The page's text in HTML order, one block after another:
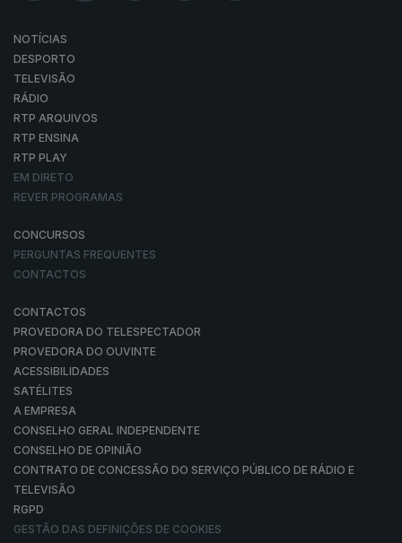
NOTÍCIAS
DESPORTO
TELEVISÃO
RÁDIO
RTP ARQUIVOS
RTP ENSINA
RTP PLAY
EM DIRETO
REVER PROGRAMAS
CONCURSOS
PERGUNTAS FREQUENTES
CONTACTOS
CONTACTOS
PROVEDORA DO TELESPECTADOR
PROVEDORA DO OUVINTE
ACESSIBILIDADES
SATÉLITES
A EMPRESA
CONSELHO GERAL INDEPENDENTE
CONSELHO DE OPINIÃO
CONTRATO DE CONCESSÃO DO SERVIÇO PÚBLICO DE RÁDIO E
TELEVISÃO
RGPD
GESTÃO DAS DEFINIÇÕES DE COOKIES